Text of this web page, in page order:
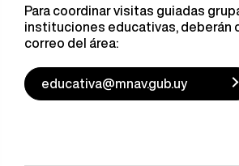
Para coordinar visitas guiadas
instituciones educativas, deberán
correo del área:
educativa@mnav.gub.uy